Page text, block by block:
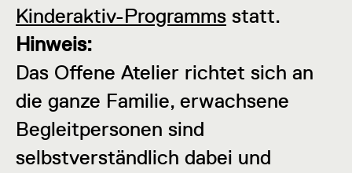
Kinderaktiv-Programms statt.
Hinweis:
Das Offene Atelier richtet sich an
die ganze Familie, erwachsene
Begleitpersonen sind
selbstverständlich dabei und